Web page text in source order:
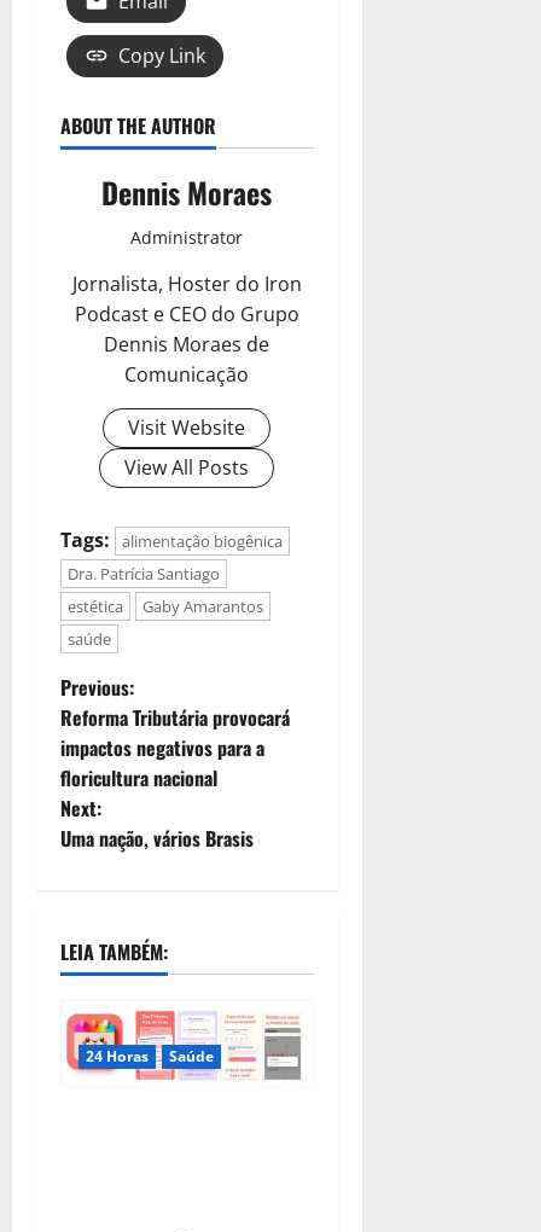
Copy Link
ABOUT THE AUTHOR
Dennis Moraes
Administrator
Jornalista, Hoster do Iron
Podcast e CEO do Grupo
Dennis Moraes de
Comunicação
Visit Website
View All Posts
Tags:
alimentação biogênica
Dra. Patrícia Santiago
estética
Gaby Amarantos
saúde
Previous:
Reforma Tributária provocará
impactos negativos para a
floricultura nacional
Next:
Uma nação, vários Brasis
LEIA TAMBÉM:
24 Horas Saúde